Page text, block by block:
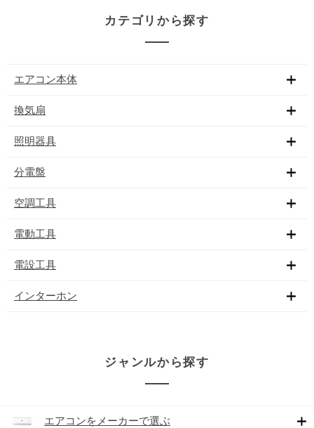
カテゴリから探す
エアコン本体
換気扇
照明器具
分電盤
空調工具
電動工具
電設工具
インターホン
ジャンルから探す
エアコンをメーカーで選ぶ